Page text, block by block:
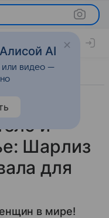
и
Шарлиз
для
в мире!
AI
или видео —